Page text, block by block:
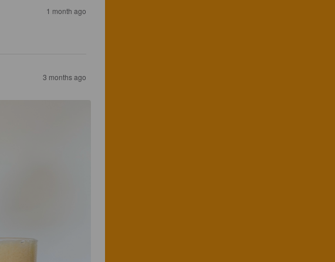
1 month ago
3 months ago